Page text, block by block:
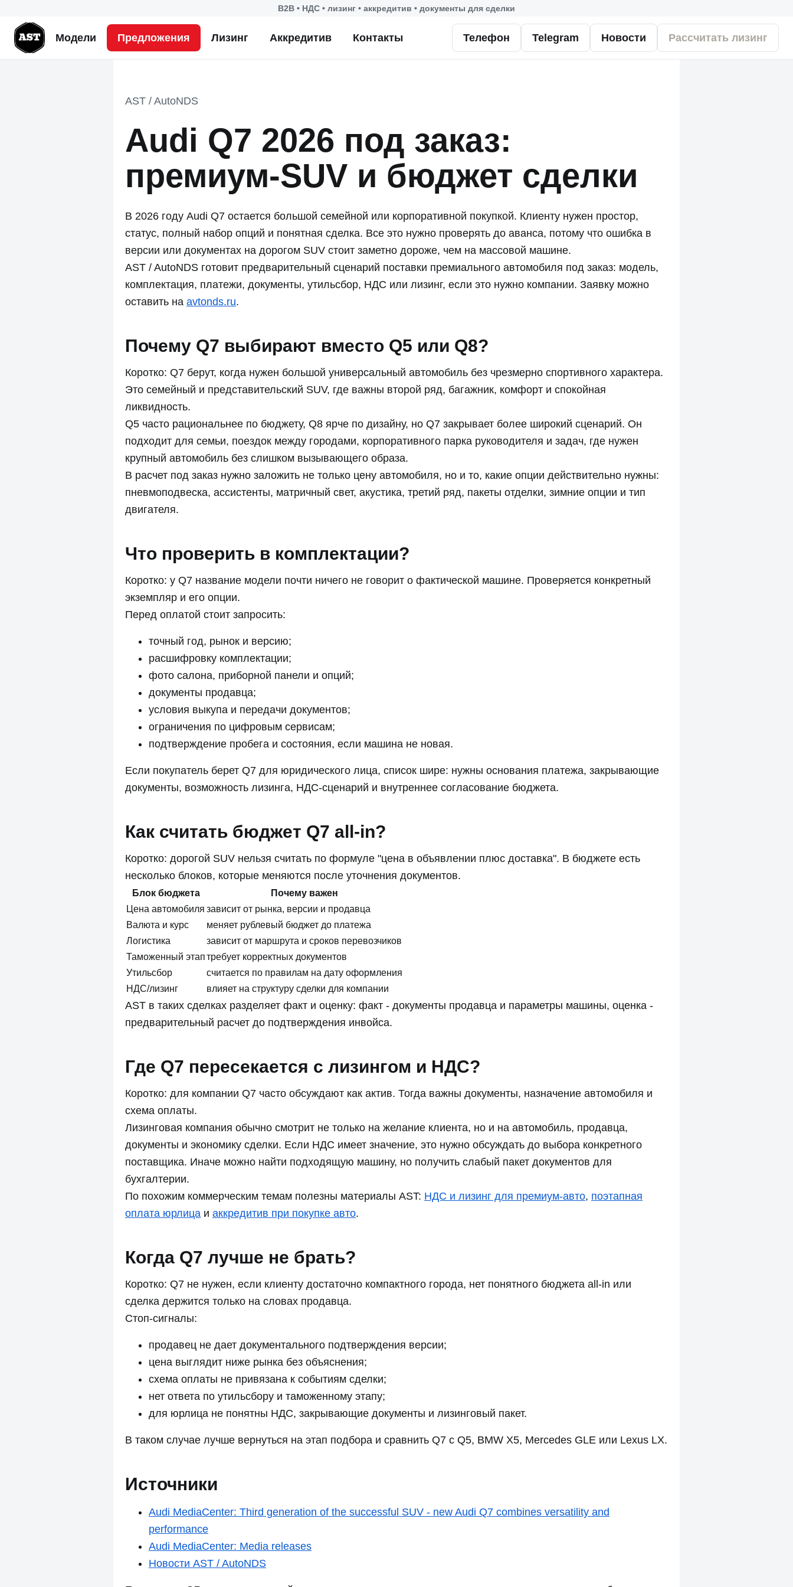
B2B • НДС • лизинг • аккредитив • документы для сделки
Модели Предложения Лизинг Аккредитив Контакты Телефон Telegram Новости Рассчитать лизинг
AST / AutoNDS
Audi Q7 2026 под заказ:
премиум-SUV и бюджет сделки
В 2026 году Audi Q7 остается большой семейной или корпоративной покупкой. Клиенту нужен простор,
статус, полный набор опций и понятная сделка. Все это нужно проверять до аванса, потому что ошибка в
версии или документах на дорогом SUV стоит заметно дороже, чем на массовой машине.
AST / AutoNDS готовит предварительный сценарий поставки премиального автомобиля под заказ: модель,
комплектация, платежи, документы, утильсбор, НДС или лизинг, если это нужно компании. Заявку можно
оставить на avtonds.ru.
Почему Q7 выбирают вместо Q5 или Q8?
Коротко: Q7 берут, когда нужен большой универсальный автомобиль без чрезмерно спортивного характера.
Это семейный и представительский SUV, где важны второй ряд, багажник, комфорт и спокойная
ликвидность.
Q5 часто рациональнее по бюджету, Q8 ярче по дизайну, но Q7 закрывает более широкий сценарий. Он
подходит для семьи, поездок между городами, корпоративного парка руководителя и задач, где нужен
крупный автомобиль без слишком вызывающего образа.
В расчет под заказ нужно заложить не только цену автомобиля, но и то, какие опции действительно нужны:
пневмоподвеска, ассистенты, матричный свет, акустика, третий ряд, пакеты отделки, зимние опции и тип
двигателя.
Что проверить в комплектации?
Коротко: у Q7 название модели почти ничего не говорит о фактической машине. Проверяется конкретный
экземпляр и его опции.
Перед оплатой стоит запросить:
точный год, рынок и версию;
расшифровку комплектации;
фото салона, приборной панели и опций;
документы продавца;
условия выкупа и передачи документов;
ограничения по цифровым сервисам;
подтверждение пробега и состояния, если машина не новая.
Если покупатель берет Q7 для юридического лица, список шире: нужны основания платежа, закрывающие
документы, возможность лизинга, НДС-сценарий и внутреннее согласование бюджета.
Как считать бюджет Q7 all-in?
Коротко: дорогой SUV нельзя считать по формуле "цена в объявлении плюс доставка". В бюджете есть
несколько блоков, которые меняются после уточнения документов.
Блок бюджета
Почему важен
Цена автомобиля зависит от рынка, версии и продавца
Валюта и курс
меняет рублевый бюджет до платежа
Логистика
зависит от маршрута и сроков перевозчиков
Таможенный этаптребует корректных документов
Утильсбор
считается по правилам на дату оформления
НДС/лизинг
влияет на структуру сделки для компании
AST в таких сделках разделяет факт и оценку: факт - документы продавца и параметры машины, оценка -
предварительный расчет до подтверждения инвойса.
Где Q7 пересекается с лизингом и НДС?
Коротко: для компании Q7 часто обсуждают как актив. Тогда важны документы, назначение автомобиля и
схема оплаты.
Лизинговая компания обычно смотрит не только на желание клиента, но и на автомобиль, продавца,
документы и экономику сделки. Если НДС имеет значение, это нужно обсуждать до выбора конкретного
поставщика. Иначе можно найти подходящую машину, но получить слабый пакет документов для
бухгалтерии.
По похожим коммерческим темам полезны материалы AST: НДС и лизинг для премиум-авто, поэтапная
оплата юрлица и аккредитив при покупке авто.
Когда Q7 лучше не брать?
Коротко: Q7 не нужен, если клиенту достаточно компактного города, нет понятного бюджета all-in или
сделка держится только на словах продавца.
Стоп-сигналы:
продавец не дает документального подтверждения версии;
цена выглядит ниже рынка без объяснения;
схема оплаты не привязана к событиям сделки;
нет ответа по утильсбору и таможенному этапу;
для юрлица не понятны НДС, закрывающие документы и лизинговый пакет.
В таком случае лучше вернуться на этап подбора и сравнить Q7 с Q5, BMW X5, Mercedes GLE или Lexus LX.
Источники
Audi MediaCenter: Third generation of the successful SUV - new Audi Q7 combines versatility and
performance
Audi MediaCenter: Media releases
Новости AST / AutoNDS